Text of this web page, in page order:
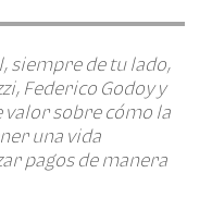
siempre de tu lado,
Federico Godoy y
valor sobre cómo la
una vida
pagos de manera